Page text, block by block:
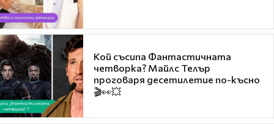
Кой съсипа Фантастичната
четворка? Майлс Телър
проговаря десетилетие по-късно
🎬👀💥